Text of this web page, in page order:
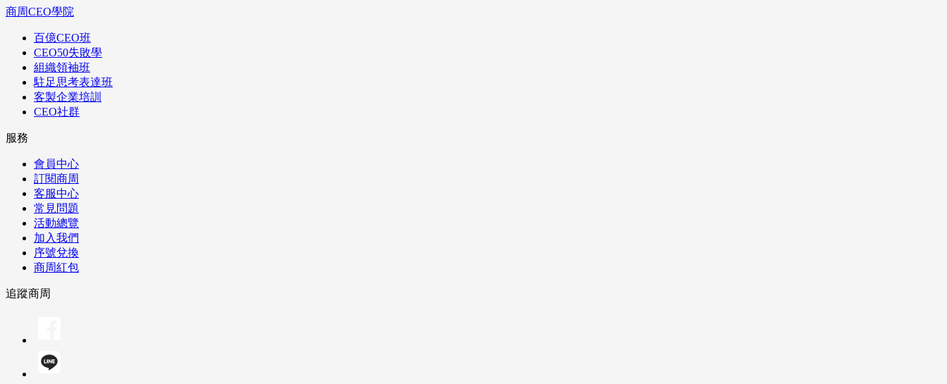
商周CEO學院
百億CEO班
CEO50失敗學
組織領袖班
駐足思考表達班
客製企業培訓
CEO社群
服務
會員中心
訂閱商周
客服中心
常見問題
活動總覽
加入我們
序號兌換
商周紅包
追蹤商周